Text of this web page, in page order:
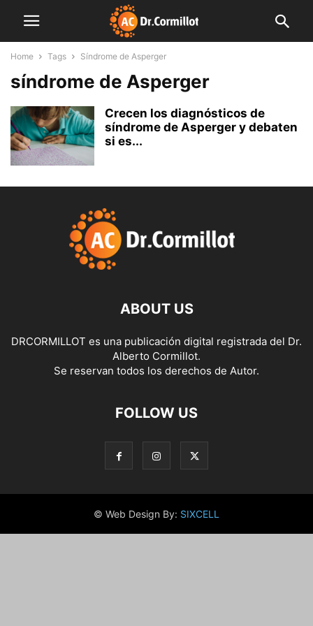
Home Tags Síndrome de Asperger
síndrome de Asperger
Crecen los diagnósticos de
síndrome de Asperger y debaten
si es...
ABOUT US
DRCORMILLOT es una publicación digital registrada del Dr.
Alberto Cormillot.
Se reservan todos los derechos de Autor.
FOLLOW US
© Web Design By: SIXCELL